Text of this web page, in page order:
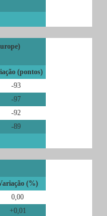
(pontos)
-93
-97
-92
-89
(%)
0,00
+0,01